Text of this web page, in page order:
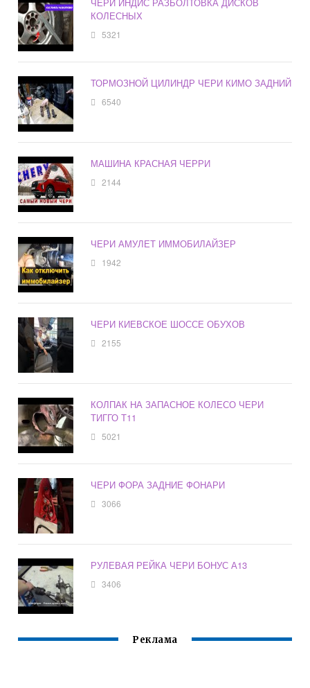
КОЛЕСНЫХ
5321
ТОРМОЗНОЙ ЦИЛИНДР ЧЕРИ КИМО ЗАДНИЙ
6540
МАШИНА КРАСНАЯ ЧЕРРИ
2144
ЧЕРИ АМУЛЕТ ИММОБИЛАЙЗЕР
1942
ЧЕРИ КИЕВСКОЕ ШОССЕ ОБУХОВ
2155
КОЛПАК НА ЗАПАСНОЕ КОЛЕСО ЧЕРИ
ТИГГО Т11
5021
ЧЕРИ ФОРА ЗАДНИЕ ФОНАРИ
3066
РУЛЕВАЯ РЕЙКА ЧЕРИ БОНУС А13
3406
Реклама